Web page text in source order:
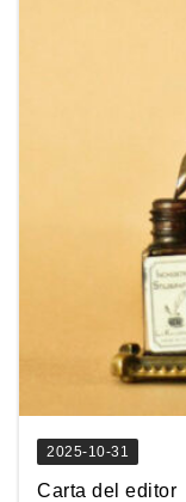
2025-10-31
Carta del editor